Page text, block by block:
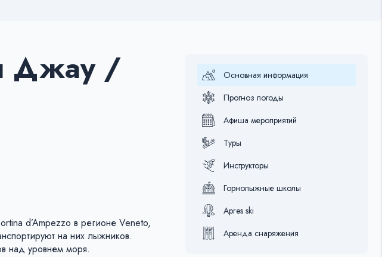
Джау /
d’Ampezzo в регионе Veneto,
на них лыжников.
над уровнем моря.
Основная информация
Прогноз погоды
Афиша мероприятий
Туры
Инструкторы
Горнолыжные школы
Apres ski
Аренда снаряжения